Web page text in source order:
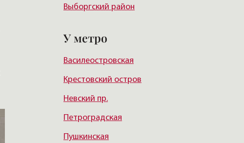
Выборгский район
Василеостровский район
Московский район
Курортный район
У метро
Василеостровская
Крестовский остров
Невский пр.
Петроградская
Пушкинская